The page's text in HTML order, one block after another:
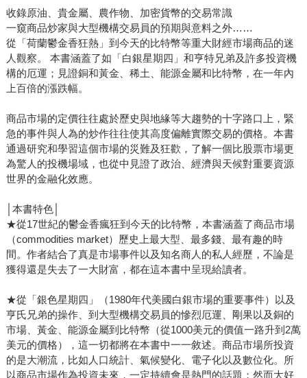
多米尼克・弗里斯比（Dominic Frisby）在《黃金如何驅動世
界？》在這本書中，講述了許多ㄧ般人不知道的黃金秘史。
例如，一盎司黃金在巴比倫王時代能買到350條麵包，在今日
卻能買超過1,000條；同樣1枚金第納爾（dinar，約1/8盎司）
在7世紀只能買到1隻羊，但現在能買到3隻羊；4到5枚奧雷金
幣（aurei，約3/4盎司）在古羅馬時代能買到1件精緻的亞麻
走，守住最後防線 換句話說，1盎司黃金能買到的食物、衣
物、資源，跟十年前、百年前甚至千年前差不多，這就是為
什麼黃金恆永遠，且被稱之為「最誠實的尺度」。 這本書
並非只是帶你重溫千年歷史，更是一場關於權力交鋒、財富
絡，就能看清政治家與央行最不希望你察覺的真相————
我們看著帳面數字不斷增長，卻對購買力的流失視而不見。
這正是長期以來，法定貨幣體體制所編織的幻象。 當權者
試圖以更龐大的債務，堆疊出虛假的繁榮。如果我們改以黃
遮羞布；也唯有使用法定貨幣衡量時，房價的飆漲才會顯得
如此無情。 在規則被徹底改寫之前，《黃金如何驅動世
界？》邀你重回「黃磚路」——這不是通往財富的捷徑，而
是守護資產的最後防線、回歸真實價值的唯一路徑。
收錄原油、貴金屬、農作物、加密貨幣的交易常識
一窺商品炒家與大型機構交易員的預期與意料之外……
從「荷蘭鬱金香狂熱」到今天的比特幣等重大財經市場商品的迷
人觀察。 本書涵蓋了如「白銀星期四」和亨特兄弟及許多投資機
構的厄運；見證銅和黃金、稀土、能源金屬和比特幣，在一年內
上百倍的漲跌幅。
商品市場的定價往往處於歷史與地緣等大趨勢的十字路口上，緊
急的事件與人為的炒作往往使其高度偏離實際交易的價格。本書
通過研究和學習這個市場的災難及狂歡，了解一個比股票市場更
為驚人的投機場域，也從中見證了政治、經濟與天候對重要資源
世界的金融化效應。
│本書特色│
★從17世紀的鬱金香瘋狂到今天的比特幣，本書涵蓋了商品市場
（commodities market）歷史上最大型、最多錢、最有趣的時
間。作者結合了真是市場事件以及知名商人的私人經歷，不論是
獲得還是失去了一大財富，都在這本書中呈現給讀者。
★從「銀色星期四」（1980年代美國白銀市場的重要事件）以及
亨氏兄弟的操作、到大型機構交易員的慘烈厄運、剛果以及銅的
市場、黃金、能源金屬到比特幣（從1000美元的價值一路升到2萬
美元的價格），這一切都將在本書中一一敘述。商品市場所投資
的是大潮流，比如人口統計、氣候變化、電子化以及數位化。所
以商品市場作為投資未來，一定持續會是熱門的話題；然而大好